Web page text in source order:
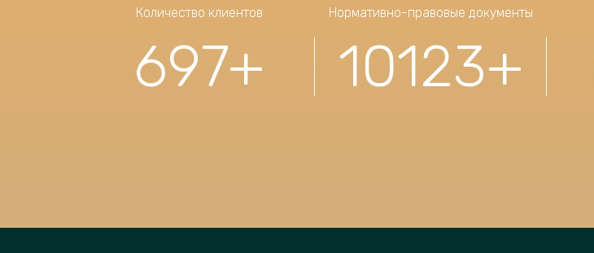
Количество клиентов
697+
Нормативно-правовые документы
10123+